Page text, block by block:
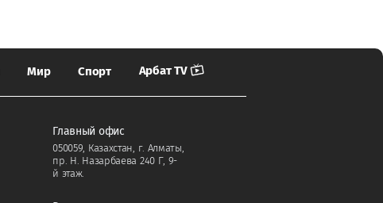
Мир Спорт Арбат TV
Главный офис
050059, Казахстан, г. Алматы,
пр. Н. Назарбаева 240 Г, 9-
й этаж.